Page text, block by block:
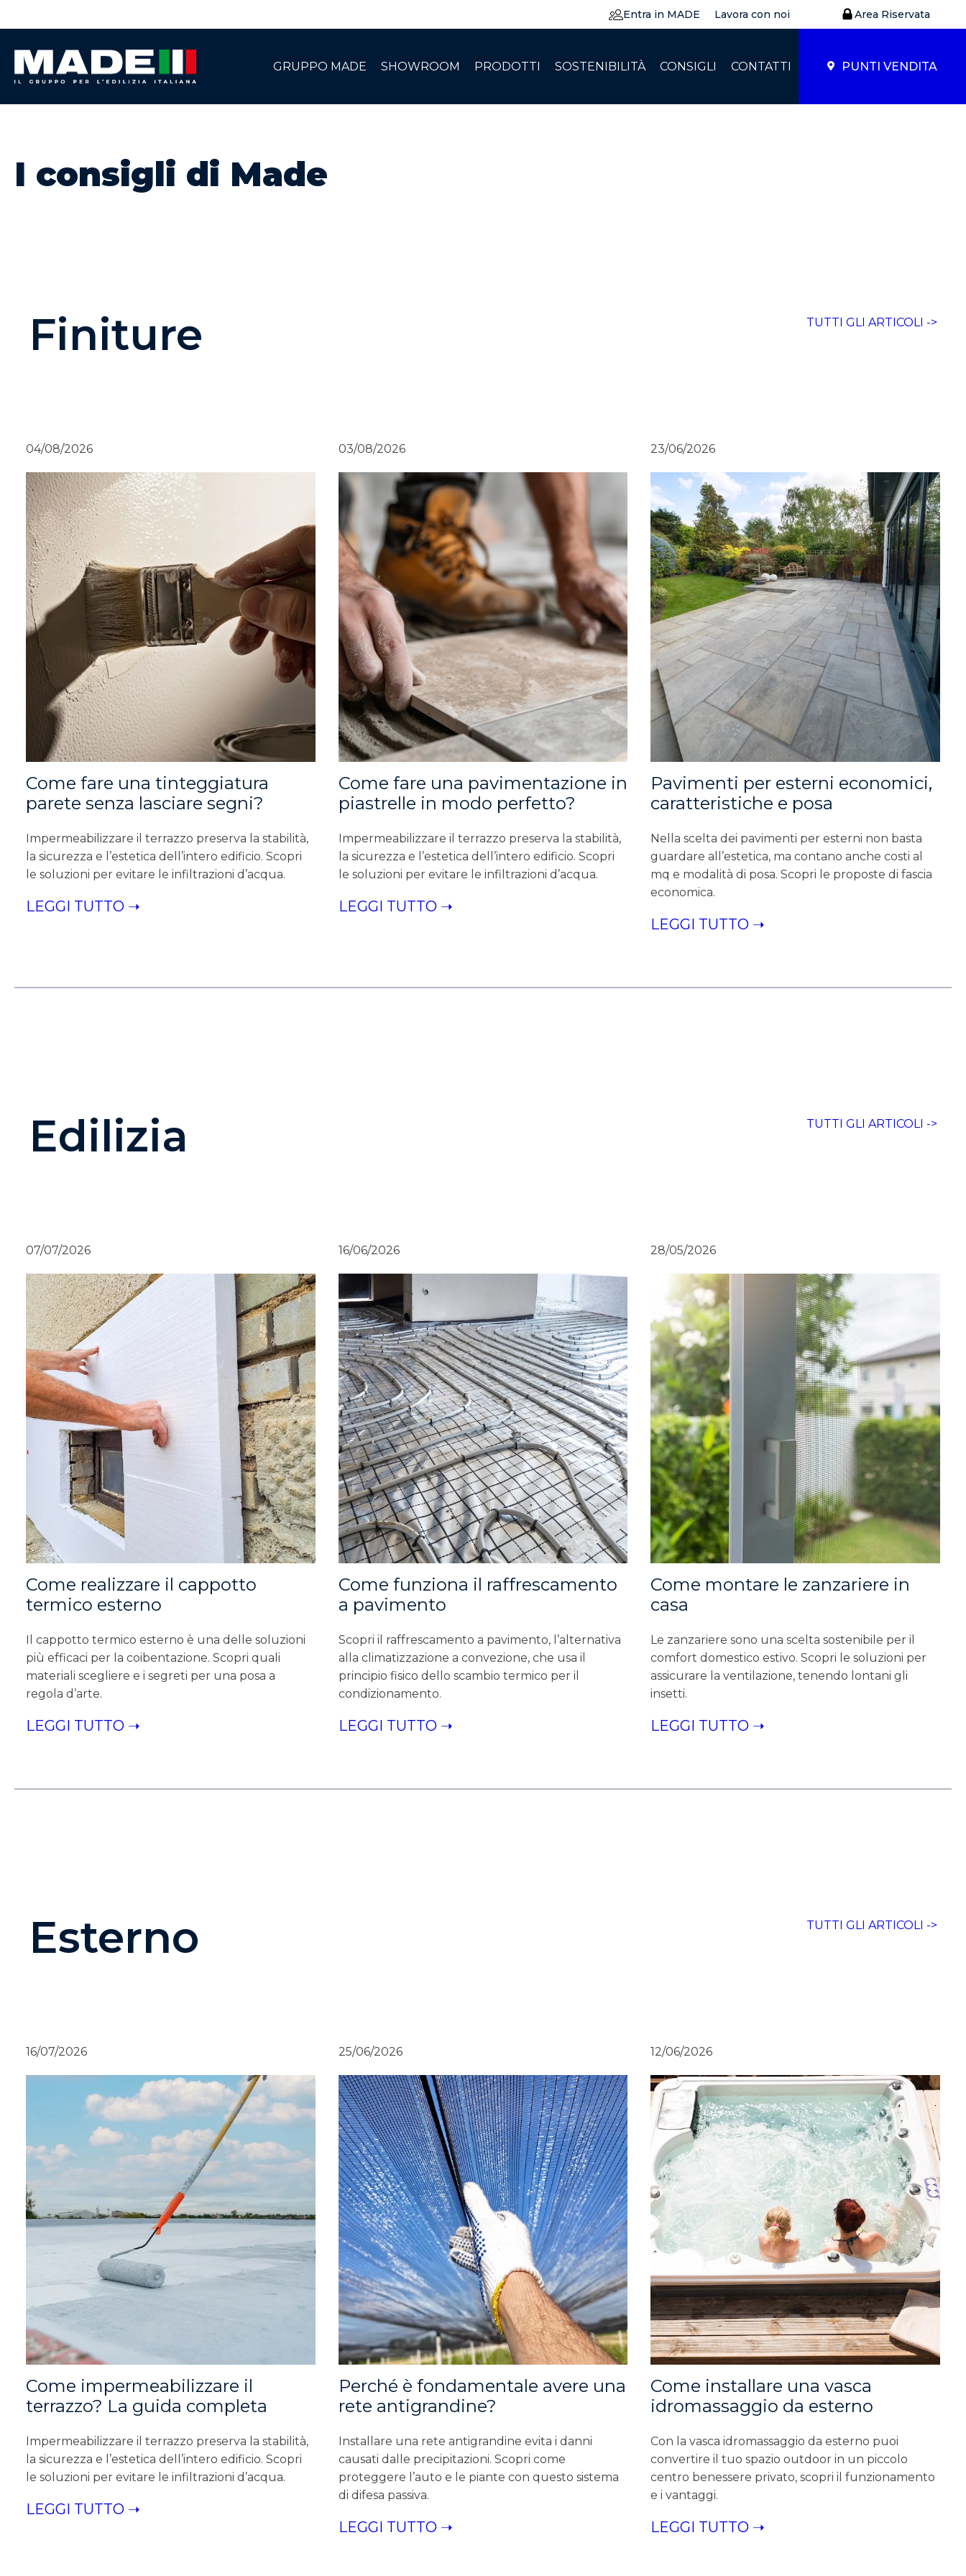
Entra in MADE Lavora con noi Area Riservata
GRUPPO MADE SHOWROOM PRODOTTI SOSTENIBILITÀ CONSIGLI CONTATTI PUNTI VENDITA
I consigli di Made
Finiture TUTTI GLI ARTICOLI ->
04/08/2026
Come fare una tinteggiatura
parete senza lasciare segni?
Impermeabilizzare il terrazzo preserva la stabilità,
la sicurezza e l’estetica dell’intero edificio. Scopri
le soluzioni per evitare le infiltrazioni d’acqua.
LEGGI TUTTO ➝
03/08/2026
Come fare una pavimentazione in
piastrelle in modo perfetto?
Impermeabilizzare il terrazzo preserva la stabilità,
la sicurezza e l’estetica dell’intero edificio. Scopri
le soluzioni per evitare le infiltrazioni d’acqua.
LEGGI TUTTO ➝
23/06/2026
Pavimenti per esterni economici,
caratteristiche e posa
Nella scelta dei pavimenti per esterni non basta
guardare all’estetica, ma contano anche costi al
mq e modalità di posa. Scopri le proposte di fascia
economica.
LEGGI TUTTO ➝
Edilizia TUTTI GLI ARTICOLI ->
07/07/2026
Come realizzare il cappotto
termico esterno
Il cappotto termico esterno è una delle soluzioni
più efficaci per la coibentazione. Scopri quali
materiali scegliere e i segreti per una posa a
regola d’arte.
LEGGI TUTTO ➝
16/06/2026
Come funziona il raffrescamento
a pavimento
Scopri il raffrescamento a pavimento, l’alternativa
alla climatizzazione a convezione, che usa il
principio fisico dello scambio termico per il
condizionamento.
LEGGI TUTTO ➝
28/05/2026
Come montare le zanzariere in
casa
Le zanzariere sono una scelta sostenibile per il
comfort domestico estivo. Scopri le soluzioni per
assicurare la ventilazione, tenendo lontani gli
insetti.
LEGGI TUTTO ➝
Esterno TUTTI GLI ARTICOLI ->
16/07/2026
Come impermeabilizzare il
terrazzo? La guida completa
Impermeabilizzare il terrazzo preserva la stabilità,
la sicurezza e l’estetica dell’intero edificio. Scopri
le soluzioni per evitare le infiltrazioni d’acqua.
LEGGI TUTTO ➝
25/06/2026
Perché è fondamentale avere una
rete antigrandine?
Installare una rete antigrandine evita i danni
causati dalle precipitazioni. Scopri come
proteggere l’auto e le piante con questo sistema
di difesa passiva.
LEGGI TUTTO ➝
12/06/2026
Come installare una vasca
idromassaggio da esterno
Con la vasca idromassaggio da esterno puoi
convertire il tuo spazio outdoor in un piccolo
centro benessere privato, scopri il funzionamento
e i vantaggi.
LEGGI TUTTO ➝